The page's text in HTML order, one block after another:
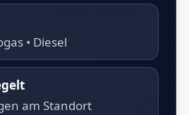
• Diesel
am Standort